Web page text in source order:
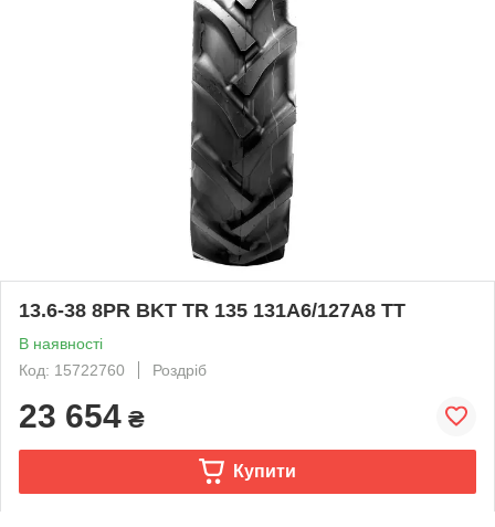
13.6-38 8PR BKT TR 135 131A6/127A8 TT
В наявності
Код: 15722760
Роздріб
23 654 ₴
Купити